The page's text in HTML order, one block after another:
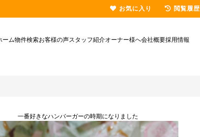
ーム物件検索お客様の声スタッフ紹介オーナー様へ会社概要採用情報
一番好きなハンバーガーの時期になりました
お気に入り 閲覧履歴